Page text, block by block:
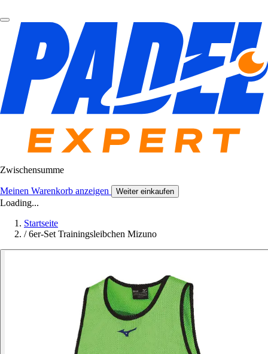
Zwischensumme
Meinen Warenkorb anzeigen Weiter einkaufen
Loading...
Startseite
/ 6er-Set Trainingsleibchen Mizuno